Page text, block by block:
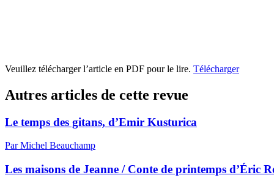
Veuillez télécharger l’article en PDF pour le lire. Télécharger
Autres articles de cette revue
Le temps des gitans, d’Emir Kusturica
Par Michel Beauchamp
Les maisons de Jeanne / Conte de printemps d’Éric